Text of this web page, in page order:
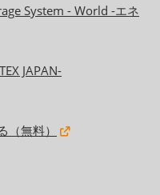
System - World -エネ
JAPAN-
無料）